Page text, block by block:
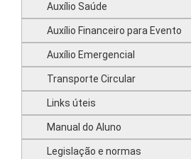
Auxílio Saúde
Auxílio Financeiro para Evento
Auxílio Emergencial
Transporte Circular
Links úteis
Manual do Aluno
Legislação e normas